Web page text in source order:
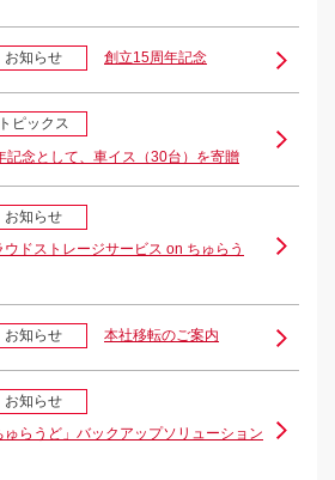
お知らせ 創立15周年記念
トピックス
記念として、車イス（30台）を寄贈
お知らせ
ドストレージサービス on ちゅらう
お知らせ 本社移転のご案内
お知らせ
らうど」バックアップソリューション